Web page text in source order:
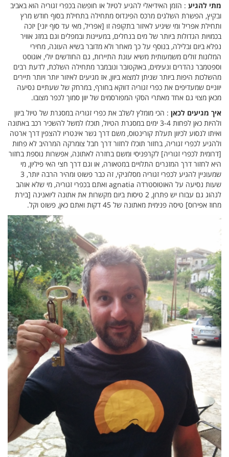
מתי להגיע : הזמן האידיאלי להגיע לטיול או חופשה בכפרי זגוריה הוא באביב
ובקיץ, הפשרת השלגים מרכס הפינדוס מתחילה בתחילת בסוף חודש מרץ
ותחילת אפריל ומי שיגיע לאיזור בתקופה זו [אפריל, מאי עד סוף יוני] יזכה
בכמויות הגדולות ביותר של מים בנחלים, במעיינות ובמפלים וגם במזג אוויר
נפלא ביום ובלילה, בנוסף על כך מאחר ולא מדובר בשיא העונה, מחירי
המלונות זולים משמעותית משיא עונת התיירות, גם החודשים יולי, אוגוסט
וספטמבר נהדרים ונעימים, באוקטובר ונובמבר מתחילה השלכת, לדעת רבים
מהשלכות היפות ביותר שניתן למצוא ביוון, אז מגיעים לאיזור יותר ויותר תיירים
יווניים שמעדיפים את כפרי זגוריה דווקא בחורף, במרחק של שעתיים נסיעה
מכאן מצוי גם אחד מאתרי הסקי המפורסמים של יוון סמוך לכפר מצובו.
איך מגיעים לכאן : הכי מומלץ לשלב את כפרי זגוריה במסגרת של טיול ביוון
ולהיות כאן לפחות 3-4 ימים במסגרת הטיול, תוכלו למשל להשכיר רכב באתונה
ואיתו לנסוע לכיוון תעלת קורינטוס, משם דרך גשר אינטריו להצפין דרך ארטה
ולהגיע לכפרי זגוריה, בחזור תוכלו לחזור דרך חבל צומרקה המרהיב לא פחות
[דרומית לכפרי זגוריה] לקרפניסי ומשם בחזרה לאתונה, אפשרות נוספת בחזור
היא לחזור דרך המזנרים התלויים במטאורה, או וגם דרך חצי האי פיליון, מי
שמעוניין להגיע לכפרי זגוריה מסלוניקי, זה כבר פשוט ומהיר הרבה יותר, 3
שעות נסיעה על האוטוסטרדה agnatia ואתם בכפרי זגוריה, מי שלא אוהב
לנהוג גם עבורו יש פתרון, 2 טיסות ביום מקשרות את אתונה ליואנינה [בירת
מחוז אפירוס] טיסה פנימית מאתונה של 45 דקות ואתם כאן, פשוט וקל.